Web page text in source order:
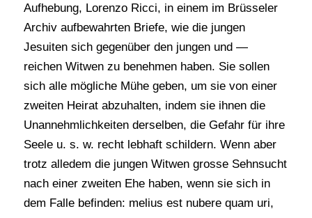
Aufhebung, Lorenzo Ricci, in einem im Brüsseler
Archiv aufbewahrten Briefe, wie die jungen
Jesuiten sich gegenüber den jungen und —
reichen Witwen zu benehmen haben. Sie sollen
sich alle mögliche Mühe geben, um sie von einer
zweiten Heirat abzuhalten, indem sie ihnen die
Unannehmlichkeiten derselben, die Gefahr für ihre
Seele u. s. w. recht lebhaft schildern. Wenn aber
trotz alledem die jungen Witwen grosse Sehnsucht
nach einer zweiten Ehe haben, wenn sie sich in
dem Falle befinden: melius est nubere quam uri,